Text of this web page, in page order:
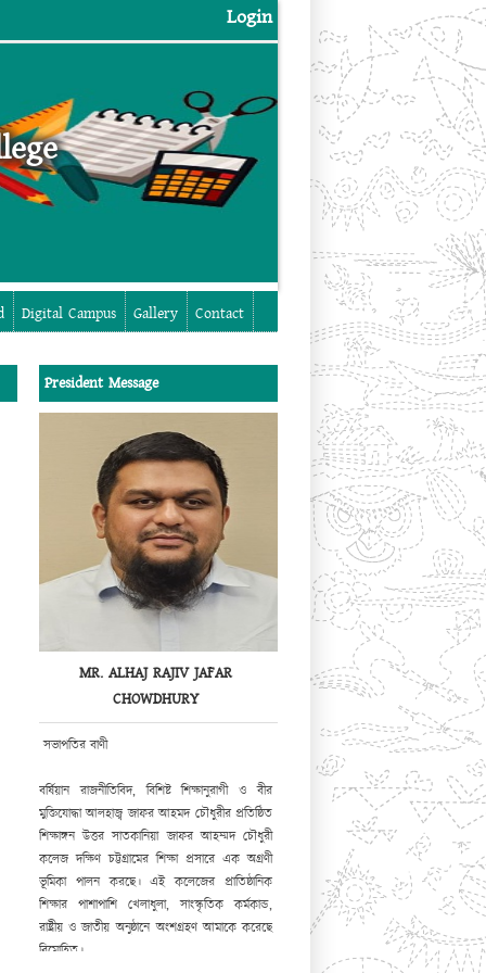
Login
Digital Campus Gallery Contact
President Message
MR. ALHAJ RAJIV JAFAR
CHOWDHURY
সভাপতির বাণী
বর্ষিয়ান রাজনীতিবিদ, বিশিষ্ট শিক্ষানুরাগী ও বীর
মুক্তিযোদ্ধা আলহাজ্ব জাফর আহমদ চৌধুরীর প্রতিষ্ঠিত
শিক্ষাঙ্গন উত্তর সাতকানিয়া জাফর আহম্মদ চৌধুরী
কলেজ দক্ষিণ চট্টগ্রামের শিক্ষা প্রসারে এক অগ্রণী
ভূমিকা পালন করছে। এই কলেজের প্রাতিষ্ঠানিক
শিক্ষার পাশাপাশি খেলাধুলা, সাংস্কৃতিক কর্মকান্ড,
রাষ্ট্রীয় ও জাতীয় অনুষ্ঠানে অংশগ্রহণ আমাকে করেছে
বিমোহিত।